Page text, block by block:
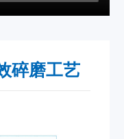
碎磨工艺